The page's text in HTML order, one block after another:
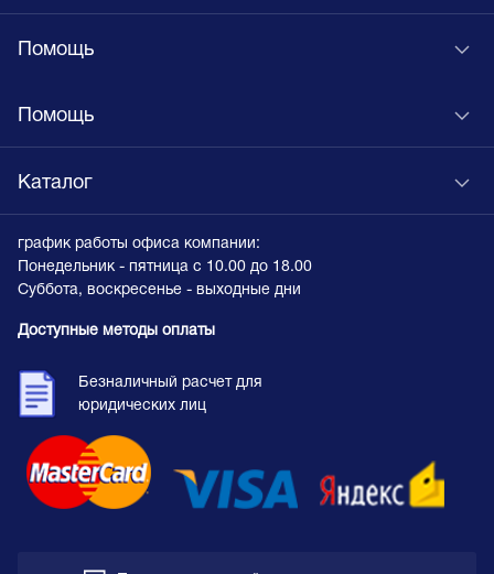
Помощь
Помощь
Каталог
график работы офиса компании:
Понедельник - пятница с 10.00 до 18.00
Суббота, воскресенье - выходные дни
Доступные методы оплаты
Безналичный расчет для
юридических лиц